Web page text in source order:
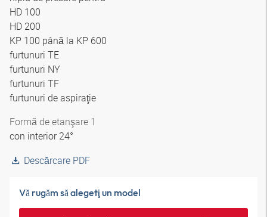
HD 100
HD 200
KP 100 până la KP 600
furtunuri TE
furtunuri NY
furtunuri TF
furtunuri de aspiraţie
Formă de etanşare 1
con interior 24°
Descărcare PDF
Vă rugăm să alegeţi un model